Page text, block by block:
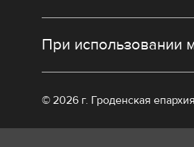
При использовании
© 2026 г. Гроденская